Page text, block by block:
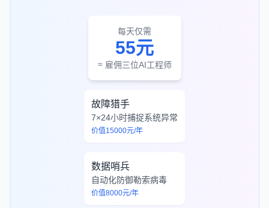
每天仅需
55元
≈ 雇佣三位AI工程师
故障猎手
7×24小时捕捉系统异常
价值15000元/年
数据哨兵
自动化防御勒索病毒
价值8000元/年